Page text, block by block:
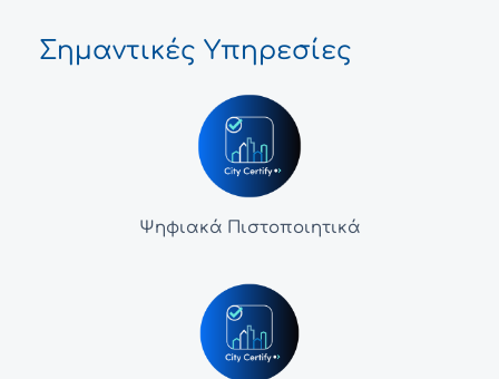
Σημαντικές Υπηρεσίες
Ψηφιακά Πιστοποιητικά